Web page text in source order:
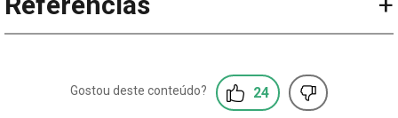
24